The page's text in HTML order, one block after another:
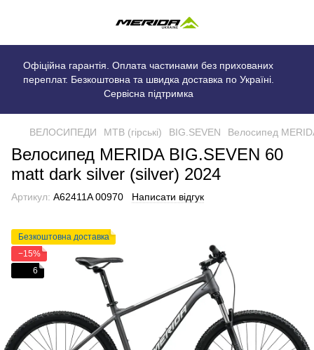
Офіційна гарантія. Оплата частинами без прихованих
переплат. Безкоштовна та швидка доставка по Україні.
Сервісна підтримка
ВЕЛОСИПЕДИ MTB (гірські) BIG.SEVEN Велосипед
Велосипед MERIDA BIG.SEVEN 60
matt dark silver (silver) 2024
Артикул: A62411A 00970 Написати відгук
Безкоштовна доставка
−15%
6